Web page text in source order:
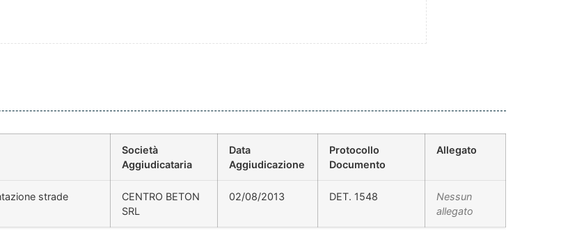
Società
Aggiudicataria
Data
Aggiudicazione
Protocollo
Documento
Allegato
strade
CENTRO BETON
SRL
02/08/2013 DET. 1548
Nessun
allegato